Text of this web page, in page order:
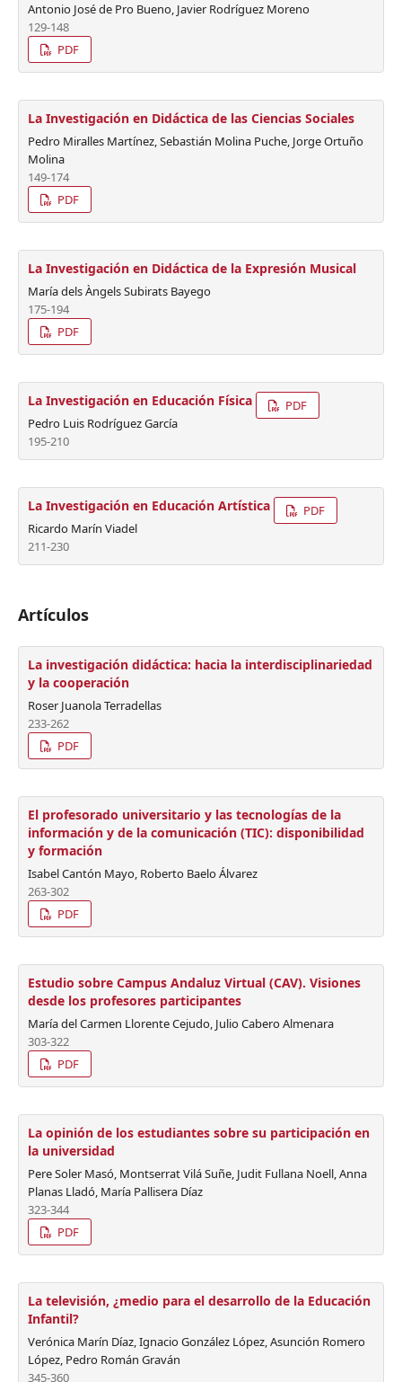
Antonio José de Pro Bueno, Javier Rodríguez Moreno
129-148
PDF
La Investigación en Didáctica de las Ciencias Sociales
Pedro Miralles Martínez, Sebastián Molina Puche, Jorge Ortuño
Molina
149-174
PDF
La Investigación en Didáctica de la Expresión Musical
María dels Àngels Subirats Bayego
175-194
PDF
La Investigación en Educación Física
Pedro Luis Rodríguez García
195-210
PDF
La Investigación en Educación Artística
Ricardo Marín Viadel
211-230
PDF
Artículos
La investigación didáctica: hacia la interdisciplinariedad
y la cooperación
Roser Juanola Terradellas
233-262
PDF
El profesorado universitario y las tecnologías de la
información y de la comunicación (TIC): disponibilidad
y formación
Isabel Cantón Mayo, Roberto Baelo Álvarez
263-302
PDF
Estudio sobre Campus Andaluz Virtual (CAV). Visiones
desde los profesores participantes
María del Carmen Llorente Cejudo, Julio Cabero Almenara
303-322
PDF
La opinión de los estudiantes sobre su participación en
la universidad
Pere Soler Masó, Montserrat Vilá Suñe, Judit Fullana Noell, Anna
Planas Lladó, María Pallisera Díaz
323-344
PDF
La televisión, ¿medio para el desarrollo de la Educación
Infantil?
Verónica Marín Díaz, Ignacio González López, Asunción Romero
López, Pedro Román Graván
345-360